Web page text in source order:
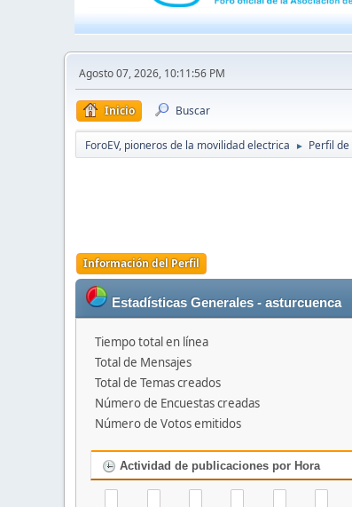
Agosto 07, 2026, 10:11:56 PM
Inicio Buscar
ForoEV, pioneros de la movilidad electrica ► Perfil
Información del Perfil
Estadísticas Generales - asturcuenca
Tiempo total en línea
Total de Mensajes
Total de Temas creados
Número de Encuestas creadas
Número de Votos emitidos
Actividad de publicaciones por Hora